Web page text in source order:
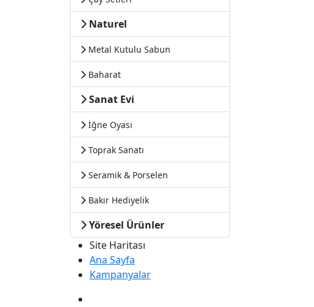
Naturel
Metal Kutulu Sabun
Baharat
Sanat Evi
İğne Oyası
Toprak Sanatı
Seramik & Porselen
Bakır Hediyelik
Yöresel Ürünler
Site Haritası
Ana Sayfa
Kampanyalar